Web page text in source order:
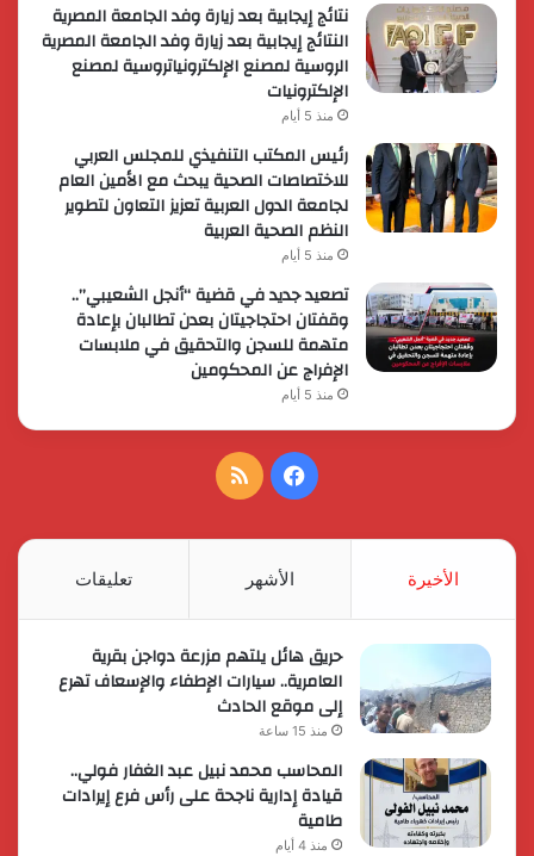
نتائج إيجابية بعد زيارة وفد الجامعة المصرية
النتائج إيجابية بعد زيارة وفد الجامعة المصرية
الروسية لمصنع الإلكترونياتروسية لمصنع
الإلكترونيات
منذ 5 أيام
رئيس المكتب التنفيذي للمجلس العربي
للاختصاصات الصحية يبحث مع الأمين العام
لجامعة الدول العربية تعزيز التعاون لتطوير
النظم الصحية العربية
منذ 5 أيام
تصعيد جديد في قضية “أنجل الشعيبي”..
وقفتان احتجاجيتان بعدن تطالبان بإعادة
متهمة للسجن والتحقيق في ملابسات
الإفراج عن المحكومين
منذ 5 أيام
فيسبوكملخص
الأخيرة الأشهر تعليقات
حريق هائل يلتهم مزرعة دواجن بقرية
العامرية.. سيارات الإطفاء والإسعاف تهرع
إلى موقع الحادث
منذ 15 ساعة
المحاسب محمد نبيل عبد الغفار فولي..
قيادة إدارية ناجحة على رأس فرع إيرادات
طامية
منذ 4 أيام